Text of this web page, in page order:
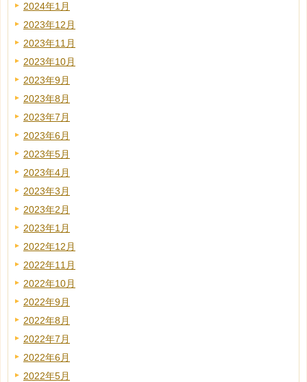
2024年1月
2023年12月
2023年11月
2023年10月
2023年9月
2023年8月
2023年7月
2023年6月
2023年5月
2023年4月
2023年3月
2023年2月
2023年1月
2022年12月
2022年11月
2022年10月
2022年9月
2022年8月
2022年7月
2022年6月
2022年5月